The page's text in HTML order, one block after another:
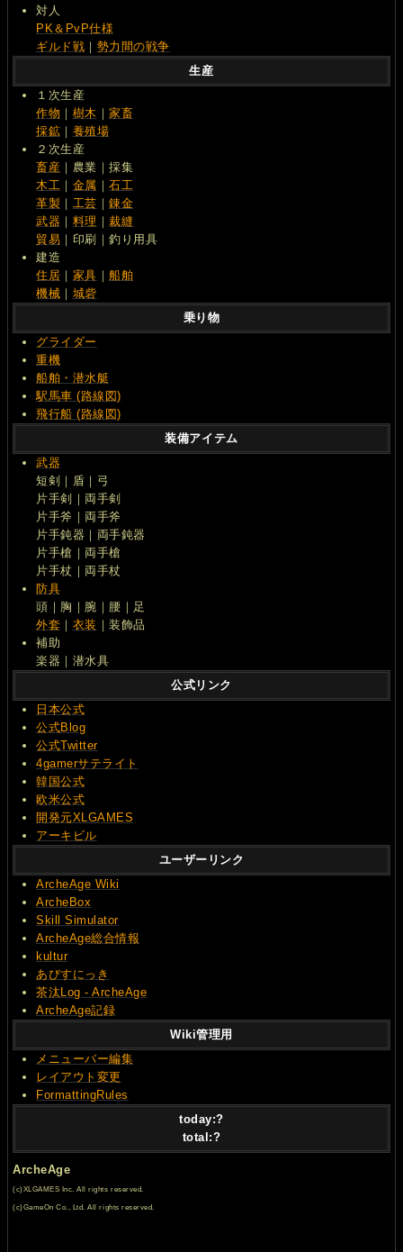
対人
PK＆PvP仕様
ギルド戦 ｜ 勢力間の戦争
生産
１次生産
作物 ｜ 樹木 ｜家畜
採鉱 ｜ 養殖場
２次生産
畜産 ｜農業｜採集
木工 ｜ 金属 ｜石工
革製 ｜ 工芸 ｜錬金
武器 ｜ 料理 ｜裁縫
貿易 ｜印刷｜釣り用具
建造
住居 ｜ 家具 ｜船舶
機械 ｜ 城砦
乗り物
グライダー
重機
船舶・潜水艇
駅馬車 (路線図)
飛行船 (路線図)
装備アイテム
武器
短剣｜盾｜弓
片手剣｜両手剣
片手斧｜両手斧
片手鈍器｜両手鈍器
片手槍｜両手槍
片手杖｜両手杖
防具
頭｜胸｜腕｜腰｜足
外套 ｜ 衣装 ｜装飾品
補助
楽器｜潜水具
公式リンク
日本公式
公式Blog
公式Twitter
4gamerサテライト
韓国公式
欧米公式
開発元XLGAMES
アーキビル
ユーザーリンク
ArcheAge Wiki
ArcheBox
Skill Simulator
ArcheAge総合情報
kultur
あびすにっき
茶汰Log - ArcheAge
ArcheAge記録
Wiki管理用
メニューバー編集
レイアウト変更
FormattingRules
today:?
total:?
ArcheAge
(c)XLGAMES Inc. All rights reserved.
(c)GameOn Co., Ltd. All rights reserved.